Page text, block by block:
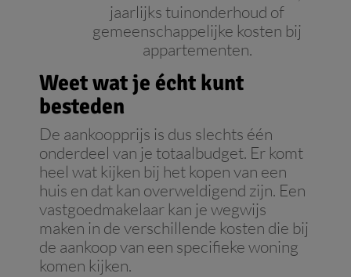
jaarlijks tuinonderhoud of
gemeenschappelijke kosten bij
appartementen.
Weet wat je écht kunt
besteden
De aankoopprijs is dus slechts één
onderdeel van je totaalbudget. Er komt
heel wat kijken bij het kopen van een
huis en dat kan overweldigend zijn. Een
vastgoedmakelaar kan je wegwijs
maken in de verschillende kosten die bij
de aankoop van een specifieke woning
komen kijken.